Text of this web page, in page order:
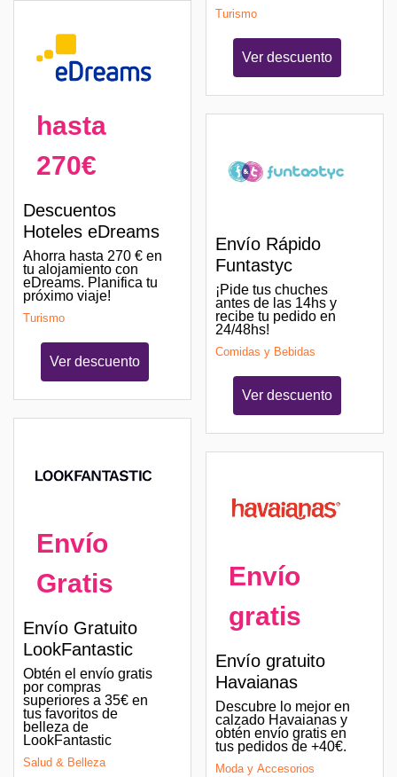
hasta
270€
Descuentos
Hoteles eDreams
Ahorra hasta 270 € en
tu alojamiento con
eDreams. Planifica tu
próximo viaje!
Turismo
Ver descuento
Envío
Gratis
Envío Gratuito
LookFantastic
Obtén el envío gratis
por compras
superiores a 35€ en
tus favoritos de
belleza de
LookFantastic
Salud & Belleza
Turismo
Ver descuento
Envío Rápido
Funtastyc
¡Pide tus chuches
antes de las 14hs y
recibe tu pedido en
24/48hs!
Comidas y Bebidas
Ver descuento
Envío
gratis
Envío gratuito
Havaianas
Descubre lo mejor en
calzado Havaianas y
obtén envío gratis en
tus pedidos de +40€.
Moda y Accesorios